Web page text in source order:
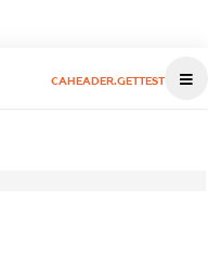
CAHEADER.GETTEST